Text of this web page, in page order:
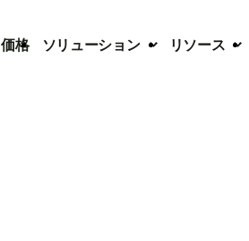
価格 ソリューション リソース